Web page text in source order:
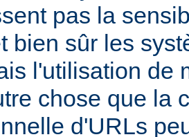
pas la
bien sûr les
l'utilisation de
chose que la
d'URLs